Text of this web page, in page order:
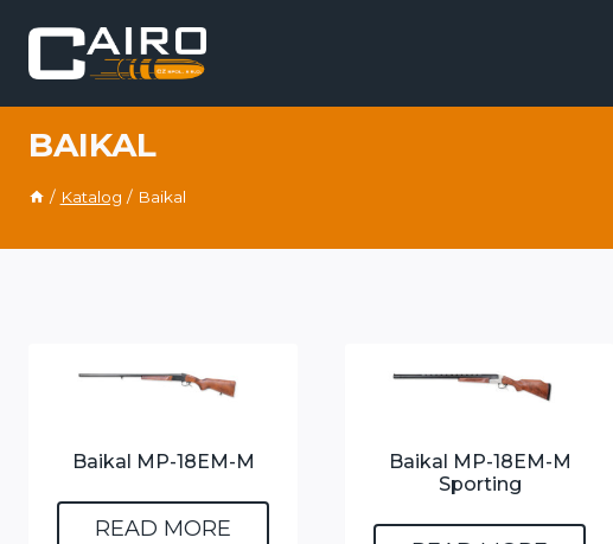
BAIKAL
/ Katalog / Baikal
Baikal MP-18EM-M
READ MORE
Baikal MP-18EM-M
Sporting